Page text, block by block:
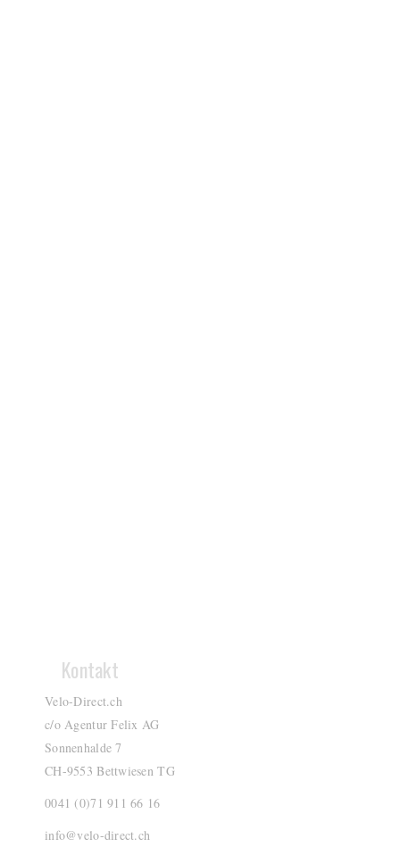
Kontakt
Velo-Direct.ch
c/o Agentur Felix AG
Sonnenhalde 7
CH-9553 Bettwiesen TG
0041 (0)71 911 66 16
info@velo-direct.ch